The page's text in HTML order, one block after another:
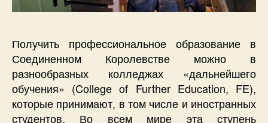
Получить профессиональное образование в
Соединенном Королевстве можно в
разнообразных колледжах «дальнейшего
обучения» (College of Further Education, FE),
которые принимают, в том числе и иностранных
студентов. Во всем мире эта ступень